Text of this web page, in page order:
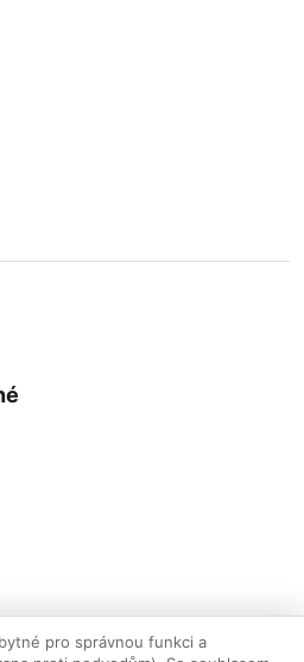
Vzhled:světlý tmavý | Kontakt
pro správnou funkci a